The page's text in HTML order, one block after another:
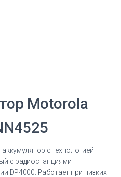
Motorola
аккумулятор с технологией
с радиостанциями
DP4000 . Работает при низких